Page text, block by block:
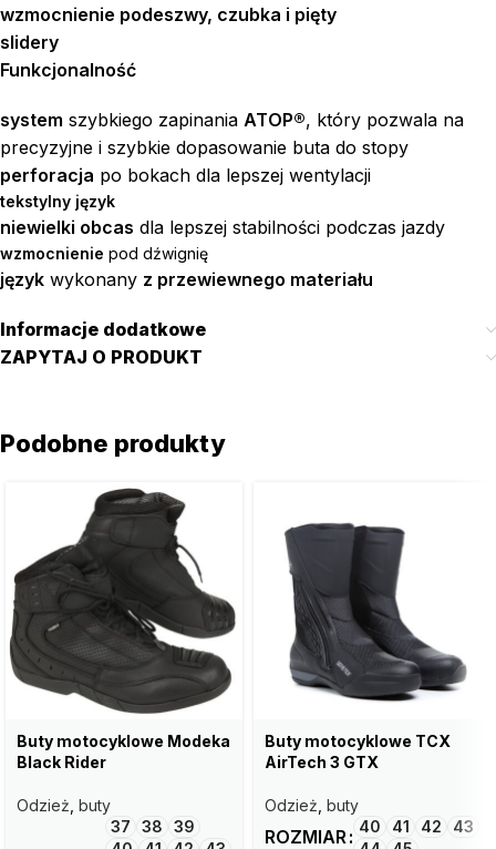
wzmocnienie podeszwy, czubka i pięty
slidery
Funkcjonalność
system szybkiego zapinania ATOP®, który pozwala na
precyzyjne i szybkie dopasowanie buta do stopy
perforacja po bokach dla lepszej wentylacji
tekstylny język
niewielki obcas dla lepszej stabilności podczas jazdy
wzmocnienie pod dźwignię
język wykonany z przewiewnego materiału
Informacje dodatkowe
ZAPYTAJ O PRODUKT
Podobne produkty
Buty motocyklowe Modeka
Black Rider
Odzież buty
37 38
39
Buty motocyklowe TCX
AirTech 3 GTX
Odzież buty
ROZMIAR 40 41 42
43